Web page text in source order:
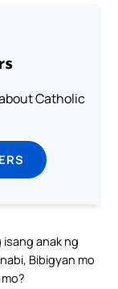
Catholic
anak ng
Bibigyan mo